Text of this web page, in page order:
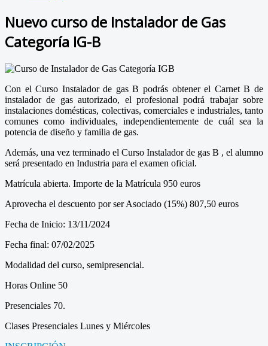
Nuevo curso de Instalador de Gas
Categoría IG-B
Con el Curso Instalador de gas B podrás obtener el Carnet B de
instalador de gas autorizado, el profesional podrá trabajar sobre
instalaciones domésticas, colectivas, comerciales e industriales, tanto
comunes como individuales, independientemente de cuál sea la
potencia de diseño y familia de gas.
Además, una vez terminado el Curso Instalador de gas B , el alumno
será presentado en Industria para el examen oficial.
Matrícula abierta. Importe de la Matrícula 950 euros
Aprovecha el descuento por ser Asociado (15%) 807,50 euros
Fecha de Inicio: 13/11/2024
Fecha final: 07/02/2025
Modalidad del curso, semipresencial.
Horas Online 50
Presenciales 70.
Clases Presenciales Lunes y Miércoles